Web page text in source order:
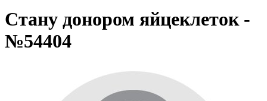
Стану донором яйцеклеток -
№54404